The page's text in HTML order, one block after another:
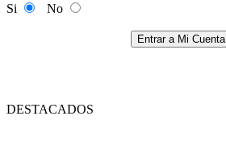
Si
No
Entrar a Mi Cuenta
DESTACADOS